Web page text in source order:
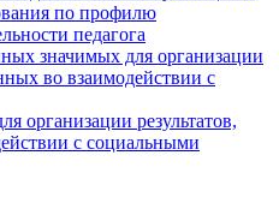
по профилю
педагога
значимых для организации
во взаимодействии с
организации результатов,
с социальными